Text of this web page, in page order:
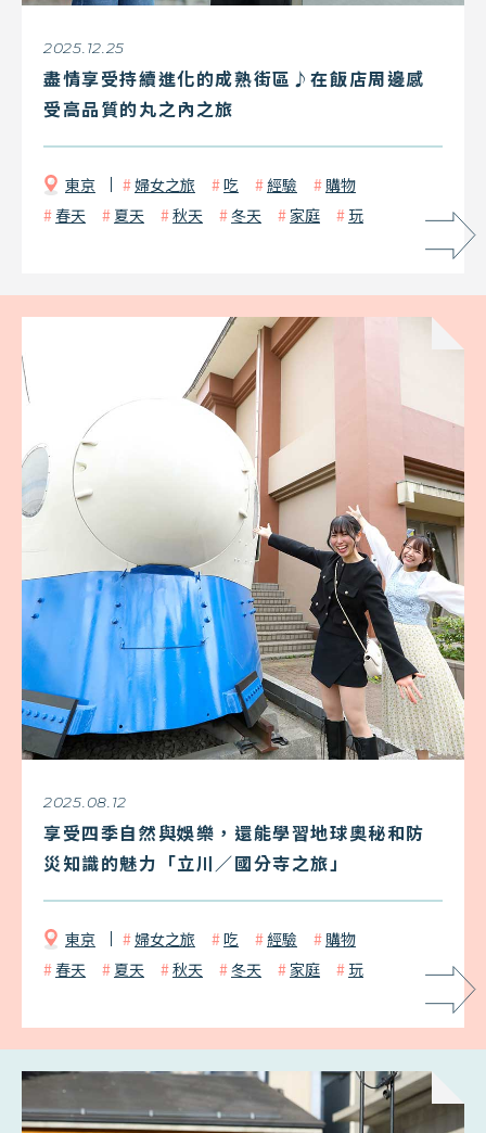
2025.12.25
盡情享受持續進化的成熟街區♪在飯店周邊感
受高品質的丸之內之旅
東京 婦女之旅 吃 經驗
購物
春天
夏天 秋天 冬天 家庭 玩
2025.08.12
享受四季自然與娛樂，還能學習地球奧秘和防
災知識的魅力「立川／國分寺之旅」
東京 婦女之旅 吃 經驗
購物
春天
夏天 秋天 冬天 家庭 玩